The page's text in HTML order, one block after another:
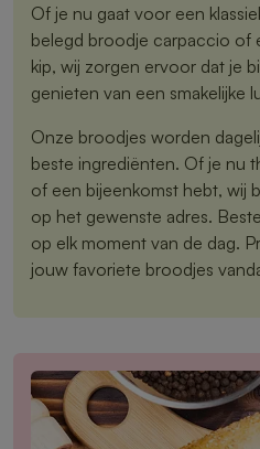
Of je nu gaat voor een
belegd broodje carpaccio of
kip, wij zorgen ervoor dat je
genieten van een smakelijke
Onze broodjes worden
beste ingrediënten. Of je nu
of een bijeenkomst hebt, wij
op het gewenste adres.
op elk moment van de dag.
jouw favoriete broodjes